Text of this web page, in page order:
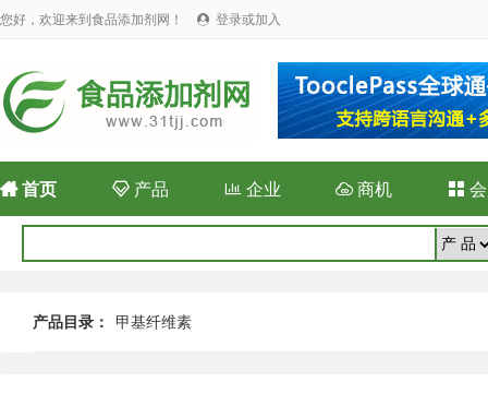
您好，欢迎来到食品添加剂网！  登录或加入
首页 产品 企业  商机 
产品目录： 甲基纤维素